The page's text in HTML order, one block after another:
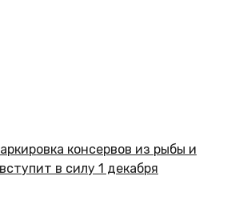
консервов из рыбы и
в силу 1 декабря